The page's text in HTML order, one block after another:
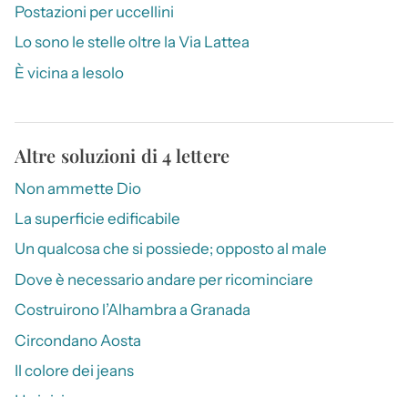
Postazioni per uccellini
Lo sono le stelle oltre la Via Lattea
È vicina a Iesolo
Altre soluzioni di 4 lettere
Non ammette Dio
La superficie edificabile
Un qualcosa che si possiede; opposto al male
Dove è necessario andare per ricominciare
Costruirono l’Alhambra a Granada
Circondano Aosta
Il colore dei jeans